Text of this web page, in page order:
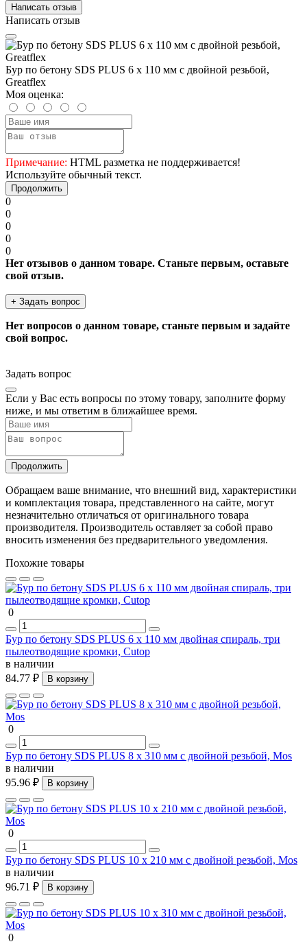
Написать отзыв
Написать отзыв
Бур по бетону SDS PLUS 6 х 110 мм с двойной резьбой,
Greatflex
Моя оценка:
Примечание: HTML разметка не поддерживается!
Используйте обычный текст.
Продолжить
0
0
0
0
0
Нет отзывов о данном товаре. Станьте первым, оставьте
свой отзыв.
+ Задать вопрос
Нет вопросов о данном товаре, станьте первым и задайте
свой вопрос.
Задать вопрос
Если у Вас есть вопросы по этому товару, заполните форму
ниже, и мы ответим в ближайшее время.
Продолжить
Обращаем ваше внимание, что внешний вид, характеристики
и комплектация товара, представленного на сайте, могут
незначительно отличаться от оригинального товара
производителя. Производитель оставляет за собой право
вносить изменения без предварительного уведомления.
Похожие товары
0
Бур по бетону SDS PLUS 6 х 110 мм двойная спираль, три
пылеотводящие кромки, Cutop
в наличии
84.77 ₽
В корзину
0
Бур по бетону SDS PLUS 8 х 310 мм с двойной резьбой, Mos
в наличии
95.96 ₽
В корзину
0
Бур по бетону SDS PLUS 10 х 210 мм с двойной резьбой, Mos
в наличии
96.71 ₽
В корзину
0